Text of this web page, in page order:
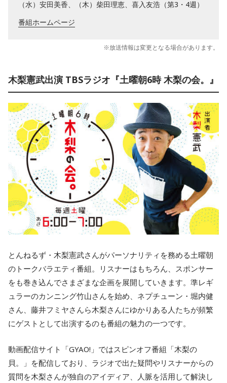
（水）安田美香、（木）柴田理恵、喜入友浩（第3・4週）
番組ホームページ
※放送情報は変更となる場合があります。
木梨憲武出演 TBSラジオ『土曜朝6時 木梨の会。』
とんねるず・木梨憲武さんがパーソナリティを務める土曜朝
のトークバラエティ番組。リスナーはもちろん、スポンサー
をも巻き込んでさまざまな企画を展開していきます。準レギ
ュラーのカンニング竹山さんを始め、ネプチューン・堀内健
さん、藤井フミヤさんら木梨さんにゆかりある人たちが頻繁
にゲストとして出演するのも番組の魅力の一つです。
動画配信サイト「GYAO!」ではスピンオフ番組「木梨の
貝。」を配信しており、ラジオで出た疑問やリスナーからの
質問を木梨さんが独自のアイディア、人脈を活用して解決し